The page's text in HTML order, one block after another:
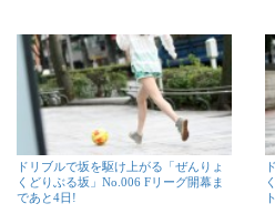
ドリブルで坂を駆け上がる「ぜんりょ
くどりぶる坂」No.006 Fリーグ開幕ま
であと4日!